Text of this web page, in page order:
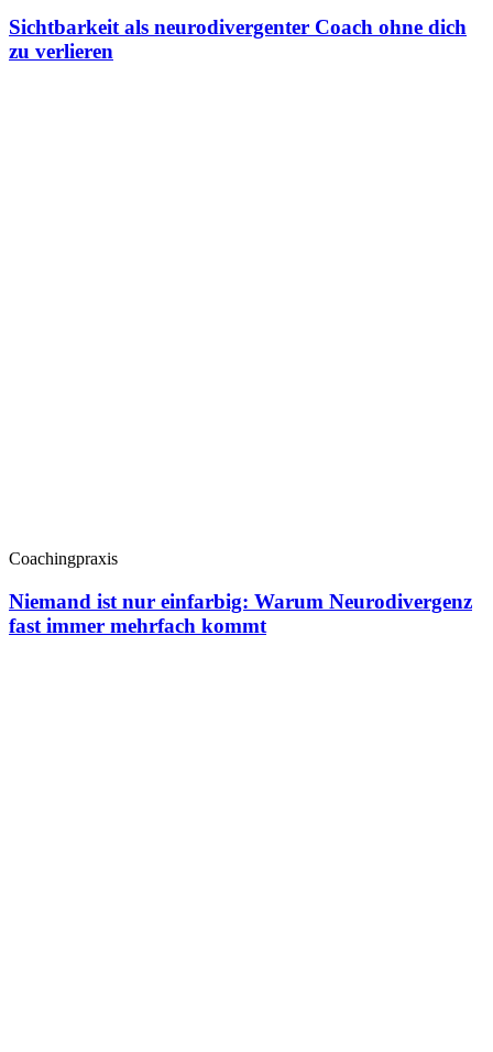
Sichtbarkeit als neurodivergenter Coach ohne dich
zu verlieren
Coachingpraxis
Niemand ist nur einfarbig: Warum Neurodivergenz
fast immer mehrfach kommt